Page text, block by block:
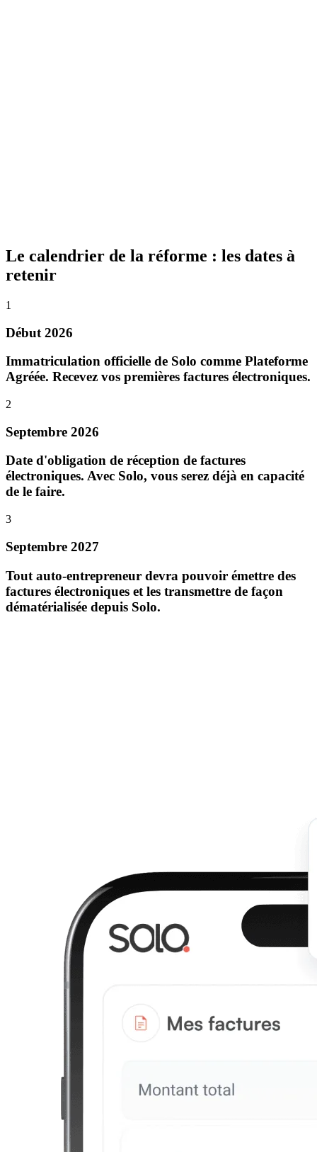
Le calendrier de la réforme : les dates à
retenir
1
Début 2026
Immatriculation officielle de Solo comme Plateforme
Agréée. Recevez vos premières factures électroniques.
2
Septembre 2026
Date d'obligation de réception de factures
électroniques. Avec Solo, vous serez déjà en capacité
de le faire.
3
Septembre 2027
Tout auto-entrepreneur devra pouvoir émettre des
factures électroniques et les transmettre de façon
dématérialisée depuis Solo.